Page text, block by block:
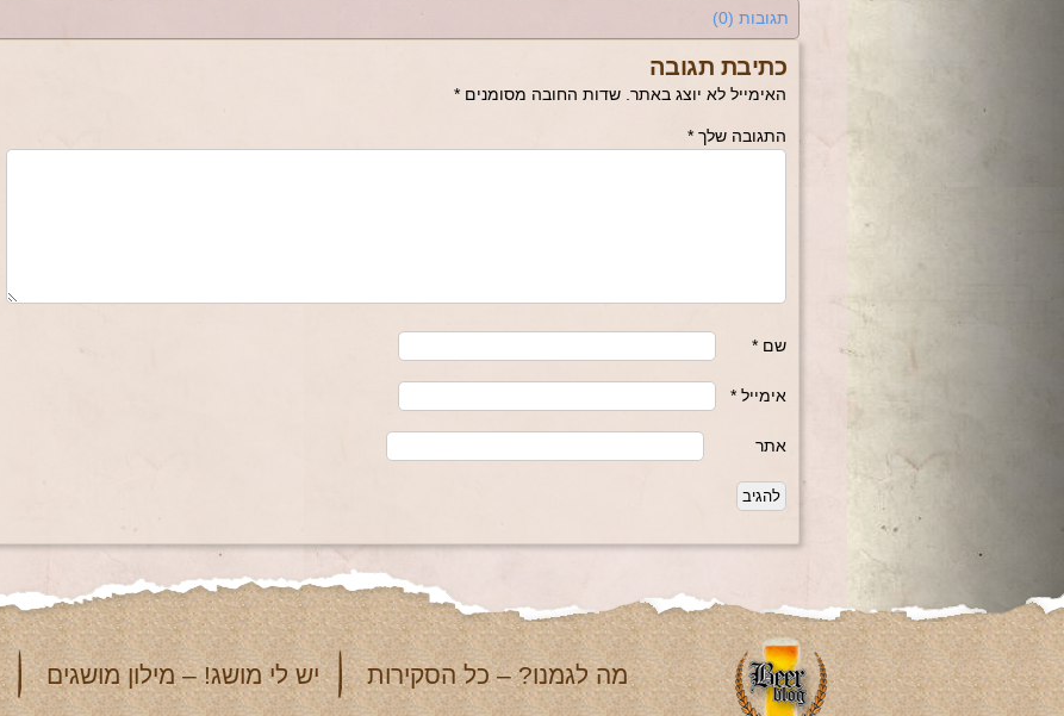
תגובות (0)
כתיבת תגובה
האימייל לא יוצג באתר. שדות החובה מסומנים *
התגובה שלך *
שם *
אימייל *
אתר
מה לגמנו? – כל הסקירות יש לי מושג! – מילון מושגים